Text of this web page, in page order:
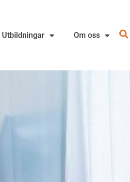
Utbildningar Om oss